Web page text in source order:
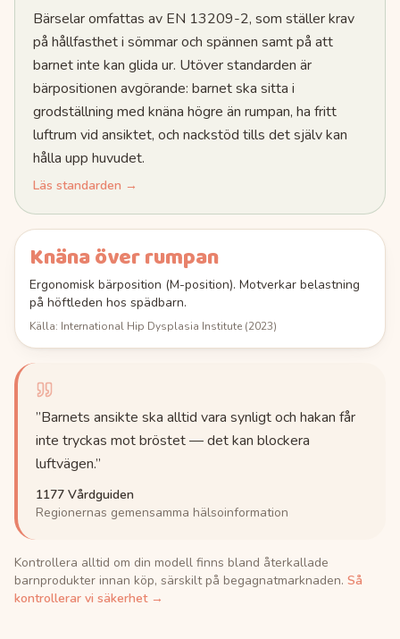
Bärselar omfattas av EN 13209-2, som ställer krav
på hållfasthet i sömmar och spännen samt på att
barnet inte kan glida ur. Utöver standarden är
bärpositionen avgörande: barnet ska sitta i
grodställning med knäna högre än rumpan, ha fritt
luftrum vid ansiktet, och nackstöd tills det själv kan
hålla upp huvudet.
Läs standarden →
Knäna över rumpan
Ergonomisk bärposition (M-position). Motverkar belastning
på höftleden hos spädbarn.
Källa: International Hip Dysplasia Institute (2023)
”Barnets ansikte ska alltid vara synligt och hakan får
inte tryckas mot bröstet — det kan blockera
luftvägen.”
1177 Vårdguiden
Regionernas gemensamma hälsoinformation
Kontrollera alltid om din modell finns bland återkallade
barnprodukter innan köp, särskilt på begagnatmarknaden. Så
kontrollerar vi säkerhet →